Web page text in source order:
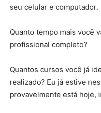
seu celular e computador.
Quanto tempo mais você
profissional completo?
Quantos cursos você já
realizado? Eu já estive
provavelmente está hoje,